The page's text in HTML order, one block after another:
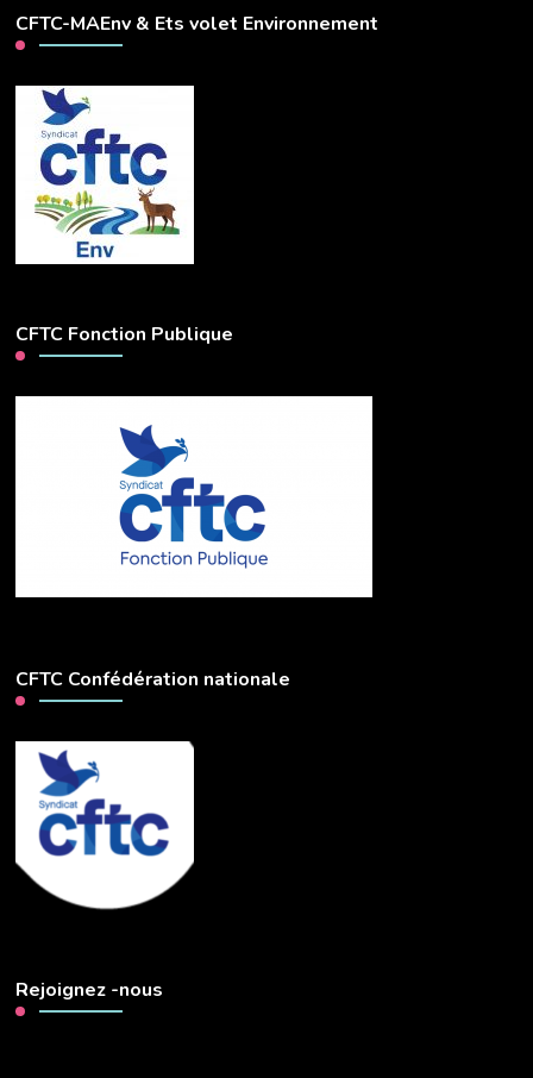
CFTC-MAEnv & Ets volet Environnement
CFTC Fonction Publique
CFTC Confédération nationale
Rejoignez -nous